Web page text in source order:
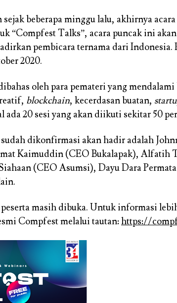
beberapa minggu lalu, akhirnya
“Compfest Talks”, acara puncak ini
pembicara ternama dari Indonesia.
2020.
oleh para pemateri yang
blockchain, kecerdasan buatan,
ada 20 sesi yang akan diikuti sekitar 50
sudah dikonfirmasi akan hadir adalah
Kaimuddin (CEO Bukalapak), Alfatih
(CEO Asumsi), Dayu Dara
masih dibuka. Untuk informasi
Compfest melalui tautan:https://